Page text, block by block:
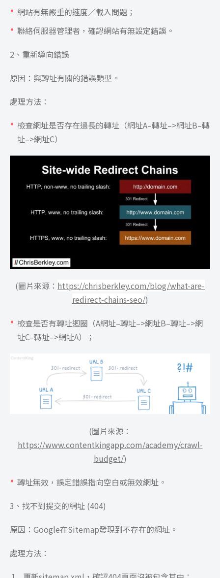
網站有無嚴重的速度／載入問題；
聯絡伺服器管理者，確認網站有無設定錯誤。
2、重新導向錯誤
原因：與轉址有關的錯誤類型。
處理方法：
檢查網址是否存在過長的轉址（網址A–轉址–>網址B–轉
址–>網址C）
(圖片來源： https://chrisberkley.com/blog/what-are-
redirect-chains-seo/)
檢查是否有轉址迴圈（A網址–轉址–>網址B–轉址–>網
址C–轉址–>網址A）；
(圖片來源：
https://www.contentkingapp.com/academy/crawl-
budget/)
轉址無效，誤定錯誤指向空白或無效網址。
3、找不到提交的網址 (404)
原因：Google在Sitemap發現到不存在的網址。
處理方法：